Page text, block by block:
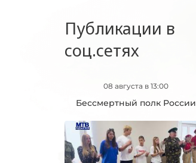
Публикации в
соц.сетях
08 августа в 13:00
Бессмертный полк России